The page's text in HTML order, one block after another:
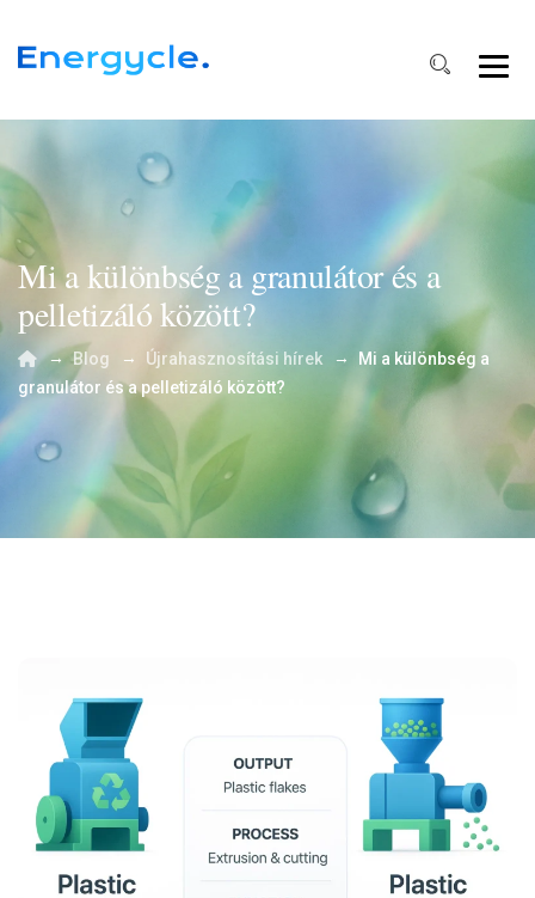
Mi a különbség a granulátor és a
pelletizáló között?
→Blog → Újrahasznosítási hírek →
Mi a különbség a
granulátor és a pelletizáló között?